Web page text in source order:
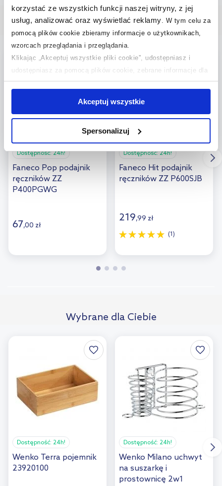
korzystać ze wszystkich funkcji naszej witryny, z jej
usług, analizować oraz wyświetlać reklamy
W tym celu za
pomocą plików cookie zbieramy informacje o użytkownikach,
wzorcach przeglądania i przeglądania.
Klikając „Akceptuj wszystkie pliki cookie”, udostępniasz i
udostępniasz za pomocą plików cookie, zebrane informacje dla
użytkowników zewnętrznych, a także nasi partnerzy reklamowi.
jednak, że zablokowane niektóre pliki cookie mogą mieć wpływ
na sposób dostarczania treści niedostosowanych do potrzeb
Aby uzyskać więcej informacji na temat plików plików cookie,
kliknij „Ustawienia plików cookie”.
Jeśli chcesz uzyskać więcej
informacji na temat plików cookie i tego, dlaczego ich przepisy,
przejdź do zakładek „Informacje o plikach cookie”.
Akceptuj wszystkie
Spersonalizuj
Dodaj do
porównaniaNasze bestsellery
bestseller
Dostępność: 24h!
Faneco Pop podajnik
ręczników ZZ
P400PGWG
67,00 zł
Dostępność: 24h!
Faneco Hit podajnik
ręczników ZZ P600SJB
219,99 zł
(1)
Wybrane dla Ciebie
Dostępność: 24h!
Wenko Terra pojemnik
23920100
Dostępność: 24h!
Wenko Milano uchwyt
na suszarkę i
prostownicę 2w1